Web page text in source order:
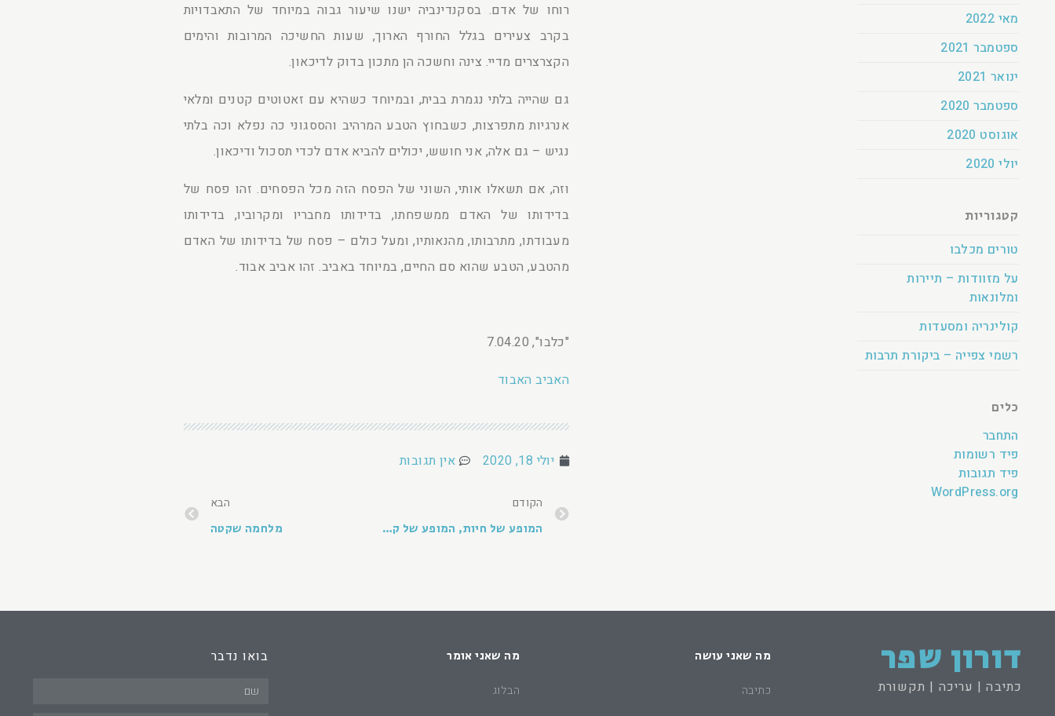
מאי 2022
ספטמבר 2021
ינואר 2021
ספטמבר 2020
אוגוסט 2020
יולי 2020
קטגוריות
טורים מכלבו
על מזוודות – תיירות
ומלונאות
קולינריה ומסעדות
רשמי צפייה – ביקורת תרבות
כלים
התחבר
פיד רשומות
פיד תגובות
WordPress.org
רוחו של אדם. בסקנדינביה ישנו שיעור גבוה במיוחד של התאבדויות
בקרב צעירים בגלל החורף הארוך, שעות החשיכה המרובות והימים
הקצרצרים מדיי. צינה וחשכה הן מתכון בדוק לדיכאון.
גם שהייה בלתי נגמרת בבית, ובמיוחד כשהיא עם זאטוטים קטנים ומלאי
אנרגיות מתפרצות, כשבחוץ הטבע המרהיב והססגוני כה נפלא וכה בלתי
נגיש – גם אלה, אני חושש, יכולים להביא אדם לכדי תסכול ודיכאון.
וזה, אם תשאלו אותי, השוני של הפסח הזה מכל הפסחים. זהו פסח של
בדידותו של האדם ממשפחתו, בדידותו מחבריו ומקרוביו, בדידותו
מעבודתו, מתרבותו, מהנאותיו, ומעל כולם – פסח של בדידותו של האדם
מהטבע, הטבע שהוא סם החיים, במיוחד באביב. זהו אביב אבוד.
"כלבו", 7.04.20
האביב האבוד
יולי 18, 2020 אין תגובות
הקודם
המופע של חיות, המופע של קליש-רותם
הבא
מלחמה שקטה
דורון שפר
כתיבה | עריכה | תקשורת
מה שאני עושה
כתיבה
מה שאני אומר
הבלוג
בואו נדבר